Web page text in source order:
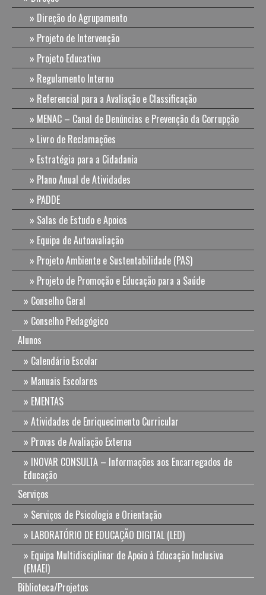
Direção do Agrupamento
Projeto de Intervenção
Projeto Educativo
Regulamento Interno
Referencial para a Avaliação e Classificação
MENAC – Canal de Denúncias e Prevenção da Corrupção
Livro de Reclamações
Estratégia para a Cidadania
Plano Anual de Atividades
PADDE
Salas de Estudo e Apoios
Equipa de Autoavaliação
Projeto Ambiente e Sustentabilidade (PAS)
Projeto de Promoção e Educação para a Saúde
Conselho Geral
Conselho Pedagógico
Alunos
Calendário Escolar
Manuais Escolares
EMENTAS
Atividades de Enriquecimento Curricular
Provas de Avaliação Externa
INOVAR CONSULTA – Informações aos Encarregados de
Educação
Serviços
Serviços de Psicologia e Orientação
LABORATÓRIO DE EDUCAÇÃO DIGITAL (LED)
Equipa Multidisciplinar de Apoio à Educação Inclusiva
(EMAEI)
Biblioteca/Projetos